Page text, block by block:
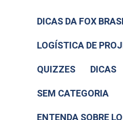
DICAS DA FOX
LOGÍSTICA DE
QUIZZES
DICAS
SEM CATEGORIA